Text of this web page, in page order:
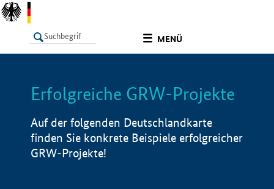
MENÜ
LISTE Info
Erfolgreiche GRW-Projekte
Auf der folgenden Deutschlandkarte
finden Sie konkrete Beispiele erfolgreicher
GRW-Projekte!